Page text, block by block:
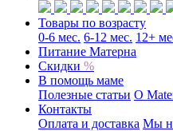
Товары по возрасту
0-6 мес. 6-12 мес. 12+
Питание Матерна
Скидки %
В помощь маме
Полезные статьи O
Контакты
Оплата и доставка Мы